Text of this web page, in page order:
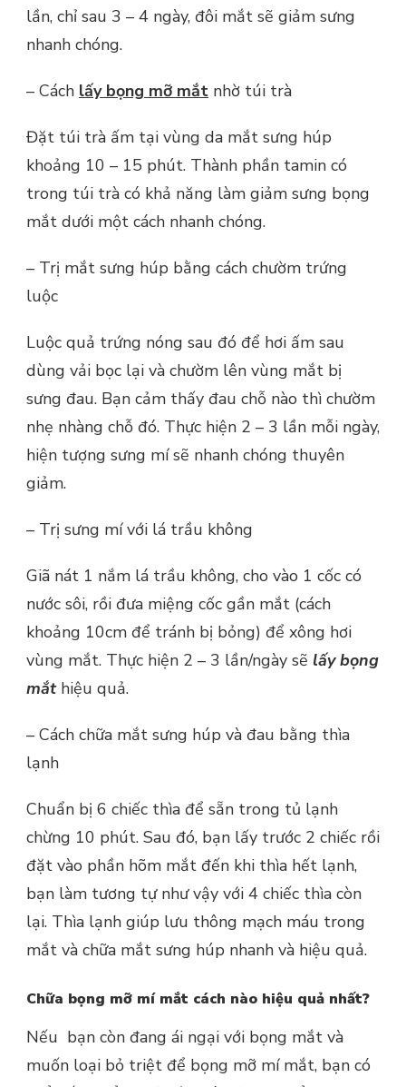
lần, chỉ sau 3 – 4 ngày, đôi mắt sẽ giảm sưng
nhanh chóng.
– Cách lấy bọng mỡ mắt nhờ túi trà
Đặt túi trà ấm tại vùng da mắt sưng húp
khoảng 10 – 15 phút. Thành phần tamin có
trong túi trà có khả năng làm giảm sưng bọng
mắt dưới một cách nhanh chóng.
– Trị mắt sưng húp bằng cách chườm trứng
luộc
Luộc quả trứng nóng sau đó để hơi ấm sau
dùng vải bọc lại và chườm lên vùng mắt bị
sưng đau. Bạn cảm thấy đau chỗ nào thì chườm
nhẹ nhàng chỗ đó. Thực hiện 2 – 3 lần mỗi ngày,
hiện tượng sưng mí sẽ nhanh chóng thuyên
giảm.
– Trị sưng mí với lá trầu không
Giã nát 1 nắm lá trầu không, cho vào 1 cốc có
nước sôi, rồi đưa miệng cốc gần mắt (cách
khoảng 10cm để tránh bị bỏng) để xông hơi
vùng mắt. Thực hiện 2 – 3 lần/ngày sẽ lấy bọng
mắthiệu quả.
– Cách chữa mắt sưng húp và đau bằng thìa
lạnh
Chuẩn bị 6 chiếc thìa để sẵn trong tủ lạnh
chừng 10 phút. Sau đó, bạn lấy trước 2 chiếc rồi
đặt vào phần hõm mắt đến khi thìa hết lạnh,
bạn làm tương tự như vậy với 4 chiếc thìa còn
lại. Thìa lạnh giúp lưu thông mạch máu trong
mắt và chữa mắt sưng húp nhanh và hiệu quả.
Chữa bọng mỡ mí mắt cách nào hiệu quả nhất?
Nếu bạn còn đang ái ngại với bọng mắt và
muốn loại bỏ triệt để bọng mỡ mí mắt, bạn có